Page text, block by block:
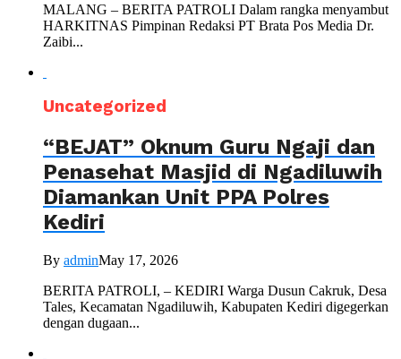
MALANG – BERITA PATROLI Dalam rangka menyambut
HARKITNAS Pimpinan Redaksi PT Brata Pos Media Dr.
Zaibi...
Uncategorized
“BEJAT” Oknum Guru Ngaji dan
Penasehat Masjid di Ngadiluwih
Diamankan Unit PPA Polres
Kediri
By adminMay 17, 2026
BERITA PATROLI, – KEDIRI Warga Dusun Cakruk, Desa
Tales, Kecamatan Ngadiluwih, Kabupaten Kediri digegerkan
dengan dugaan...